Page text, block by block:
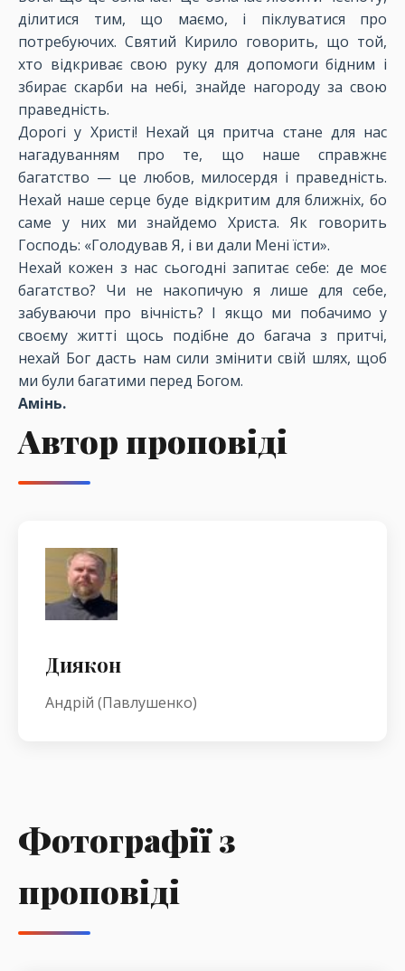
ділитися тим, що маємо, і піклуватися про
потребуючих. Святий Кирило говорить, що той,
хто відкриває свою руку для допомоги бідним і
збирає скарби на небі, знайде нагороду за свою
праведність.
Дорогі у Христі! Нехай ця притча стане для нас
нагадуванням про те, що наше справжнє
багатство — це любов, милосердя і праведність.
Нехай наше серце буде відкритим для ближніх, бо
саме у них ми знайдемо Христа. Як говорить
Господь: «Голодував Я, і ви дали Мені їсти».
Нехай кожен з нас сьогодні запитає себе: де моє
багатство? Чи не накопичую я лише для себе,
забуваючи про вічність? І якщо ми побачимо у
своєму житті щось подібне до багача з притчі,
нехай Бог дасть нам сили змінити свій шлях, щоб
ми були багатими перед Богом.
Амінь.
Автор проповіді
Диякон
Андрій (Павлушенко)
Фотографії з
проповіді